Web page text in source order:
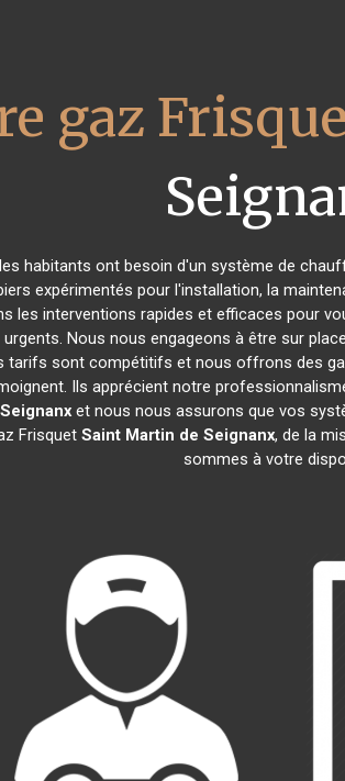
gaz
habitants ont besoin d'un système de
expérimentés pour l'installation, la
les interventions rapides et efficaces pour
Nous nous engageons à être sur
tarifs sont compétitifs et nous offrons des
Ils apprécient notre
et nous nous assurons que vos
Frisquet Saint Martin de Seignanx, de la
sommes à votre